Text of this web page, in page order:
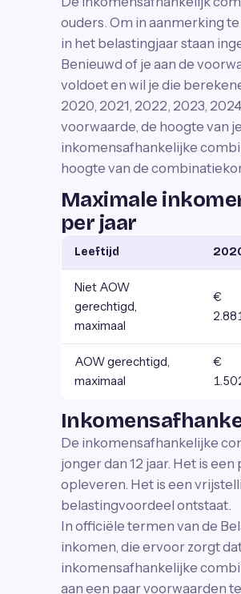
ouders. Om in aanmerking
in het belastingjaar staan
Benieuwd of je aan de
voldoet en wil je die
2020, 2021, 2022, 2023,
voorwaarde, de hoogte van
inkomensafhankelijke
hoogte van de
Maximale
per jaar
Leeftijd
Niet AOW
gerechtigd,
maximaal
€
AOW gerechtigd,
maximaal
€
De inkomensafhankelijke
jonger dan 12 jaar. Het is
opleveren. Het is een
belastingvoordeel ontstaat.
In officiële termen van de
inkomen, die ervoor zorgt
inkomensafhankelijke
aan een paar voorwaarden